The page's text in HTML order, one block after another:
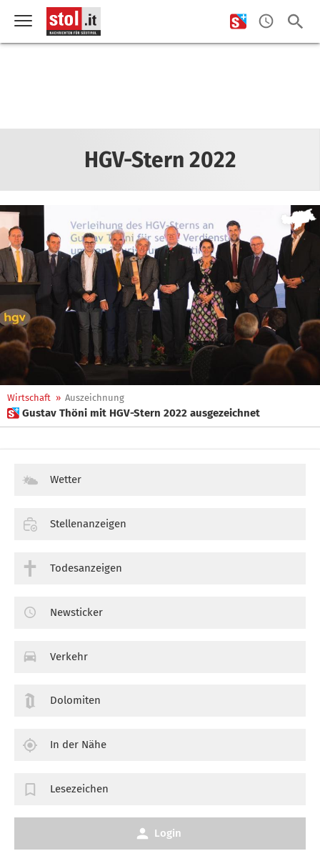
HGV-Stern 2022
Wirtschaft » Auszeichnung
 Gustav Thöni mit HGV-Stern 2022 ausgezeichnet
Wetter
Stellenanzeigen
Todesanzeigen
Newsticker
Verkehr
Dolomiten
In der Nähe
Lesezeichen
Login